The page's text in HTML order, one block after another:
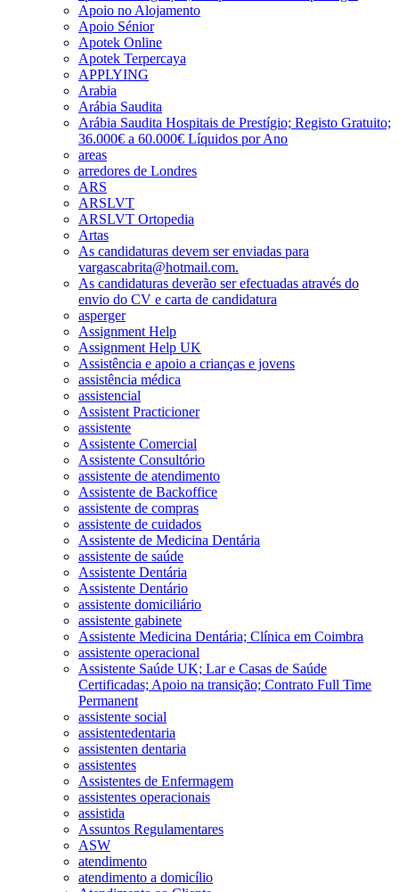
Apoio no Alojamento
Apoio Sénior
Apotek Online
Apotek Terpercaya
APPLYING
Arabia
Arábia Saudita
Arábia Saudita Hospitais de Prestígio; Registo Gratuito;
36.000€ a 60.000€ Líquidos por Ano
areas
arredores de Londres
ARS
ARSLVT
ARSLVT Ortopedia
Artas
As candidaturas devem ser enviadas para
vargascabrita@hotmail.com.
As candidaturas deverão ser efectuadas através do
envio do CV e carta de candidatura
asperger
Assignment Help
Assignment Help UK
Assistência e apoio a crianças e jovens
assistência médica
assistencial
Assistent Practicioner
assistente
Assistente Comercial
Assistente Consultório
assistente de atendimento
Assistente de Backoffice
assistente de compras
assistente de cuidados
Assistente de Medicina Dentária
assistente de saúde
Assistente Dentária
Assistente Dentário
assistente domiciliário
assistente gabinete
Assistente Medicina Dentária; Clínica em Coimbra
assistente operacional
Assistente Saúde UK; Lar e Casas de Saúde
Certificadas; Apoio na transição; Contrato Full Time
Permanent
assistente social
assistentedentaria
assistenten dentaria
assistentes
Assistentes de Enfermagem
assistentes operacionais
assistida
Assuntos Regulamentares
ASW
atendimento
atendimento a domicílio